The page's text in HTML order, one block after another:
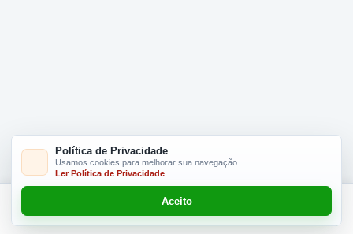
Adicionar R$ 34.90
Política de Privacidade
Usamos cookies para melhorar sua navegação.
Ler Política de Privacidade
Aceito